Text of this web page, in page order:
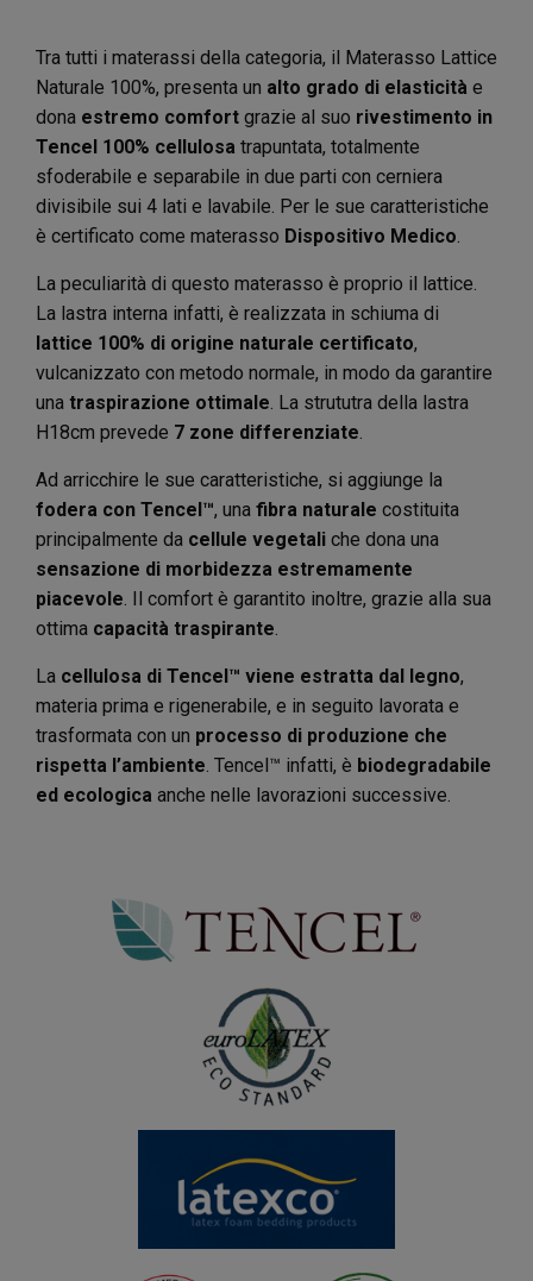
Tra tutti i materassi della categoria, il Materasso Lattice
Naturale 100%, presenta un alto grado di elasticità e
dona estremo comfort grazie al suo rivestimento in
Tencel 100% cellulosa trapuntata, totalmente
sfoderabile e separabile in due parti con cerniera
divisibile sui 4 lati e lavabile. Per le sue caratteristiche
è certificato come materasso Dispositivo Medico.
La peculiarità di questo materasso è proprio il lattice.
La lastra interna infatti, è realizzata in schiuma di
lattice 100% di origine naturale certificato,
vulcanizzato con metodo normale, in modo da garantire
una traspirazione ottimale. La strututra della lastra
H18cm prevede 7 zone differenziate.
Ad arricchire le sue caratteristiche, si aggiunge la
fodera con Tencel™, una fibra naturale costituita
principalmente da cellule vegetali che dona una
sensazione di morbidezza estremamente
piacevole. Il comfort è garantito inoltre, grazie alla sua
ottima capacità traspirante.
La cellulosa di Tencel™ viene estratta dal legno,
materia prima e rigenerabile, e in seguito lavorata e
trasformata con un processo di produzione che
rispetta l’ambiente. Tencel™ infatti, è biodegradabile
ed ecologica anche nelle lavorazioni successive.